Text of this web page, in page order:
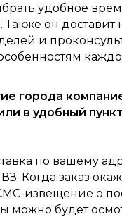
удобное
Также он доставит
и
города
в удобный
по вашему
Когда заказ
извещение о
можно будет